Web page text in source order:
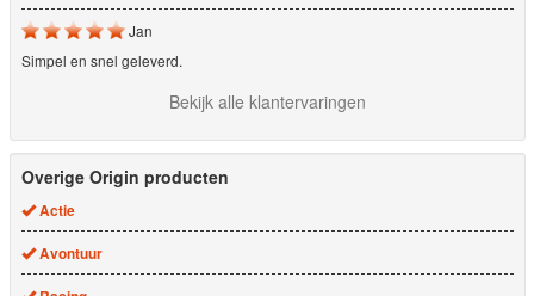
Jan
Simpel en snel geleverd.
Bekijk alle klantervaringen
Overige Origin producten
Actie
Avontuur